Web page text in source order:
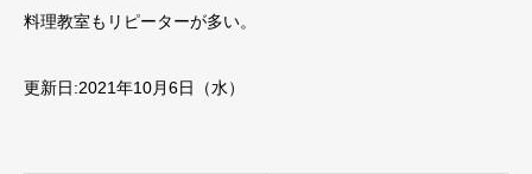
料理教室もリピーターが多い。
更新日:2021年10月6日（水）